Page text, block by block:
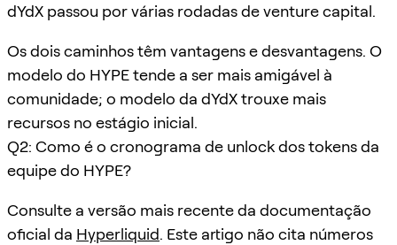
dYdX passou por várias rodadas de venture capital.
Os dois caminhos têm vantagens e desvantagens. O
modelo do HYPE tende a ser mais amigável à
comunidade; o modelo da dYdX trouxe mais
recursos no estágio inicial.
Q2: Como é o cronograma de unlock dos tokens da
equipe do HYPE?
Consulte a versão mais recente da documentação
oficial da Hyperliquid. Este artigo não cita números